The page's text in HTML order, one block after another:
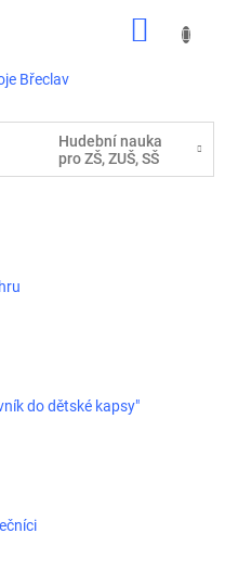
Břeclav
Hudební nauka
pro ZŠ, ZUŠ, SŠ
do dětské kapsy"